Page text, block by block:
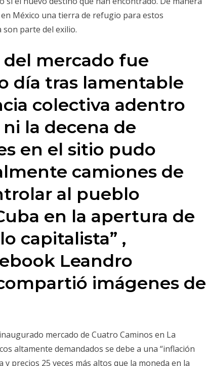
México una tierra de refugio para estos
son parte del exilio.
mercado fue
día tras lamentable
colectiva adentro
la decena de
en el sitio pudo
camiones de
al pueblo
en la apertura de
capitalista” ,
Leandro
imágenes de
mercado de Cuatro Caminos en La
altamente demandados se debe a una “inflación
precios 25 veces más altos que la moneda en la